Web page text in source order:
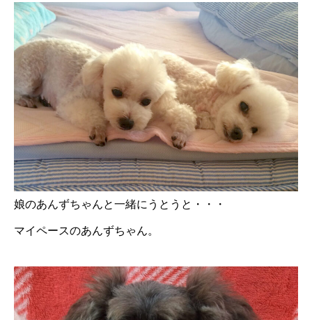
娘のあんずちゃんと一緒にうとうと・・・
マイペースのあんずちゃん。